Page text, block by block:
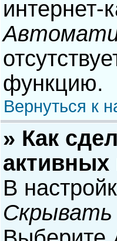
интернет-
функцию.
Вернуться к
» Как
активных
В
Скрывать